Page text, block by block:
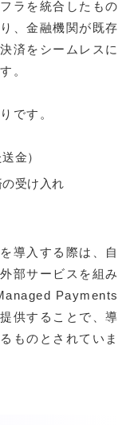
ラを統合したもの
、金融機関が既存
済をシームレスに
。
です。
金）
受け入れ
導入する際は、自
部サービスを組み
Payments
供することで、導
ものとされていま